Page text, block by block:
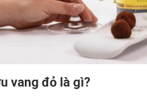
vang đỏ là gì?